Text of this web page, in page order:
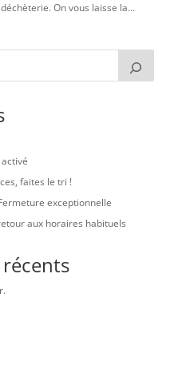
On vous laisse la...
faites le tri !
exceptionnelle
aux horaires habituels